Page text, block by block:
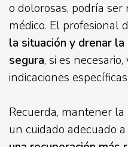
o dolorosas, podría ser
médico. El profesional
la situación y drenar
segura, si es
indicaciones
Recuerda, mantener
un cuidado adecuado